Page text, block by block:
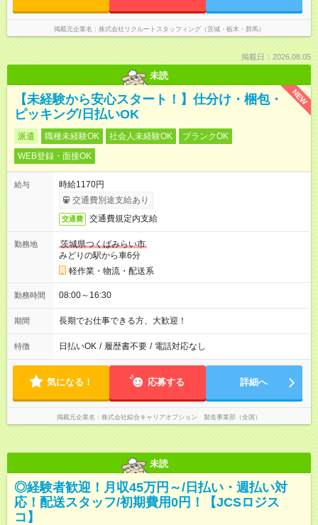
掲載元企業名 株式会社リクルートスタッフィング（茨城・栃木・群馬）
掲載日：2026.08.05
未読
NEW
【未経験から安心スタート！】仕分け・梱包・
ピッキング/日払いOK
派遣 職種未経験OK 社会人未経験OK
ブランクOK
WEB登録・面接OK
給与
時給1170円
交通費別途支給あり
交通費 交通費規定内支給
勤務地
茨城県つくばみらい市
みどりの駅から車6分
軽作業・物流・配送系
勤務時間 08:00～16:30
期間 長期でお仕事できる方、大歓迎！
特徴 日払いOK / 履歴書不要 / 電話対応なし
気になる！ 応募する 詳細へ
掲載元企業名 株式会社綜合キャリアオプション 製造事業部（全国）
未読
◎経験者歓迎！月収45万円～/日払い・週払い対
応！配送スタッフ/初期費用0円！【JCSロジス
コ】